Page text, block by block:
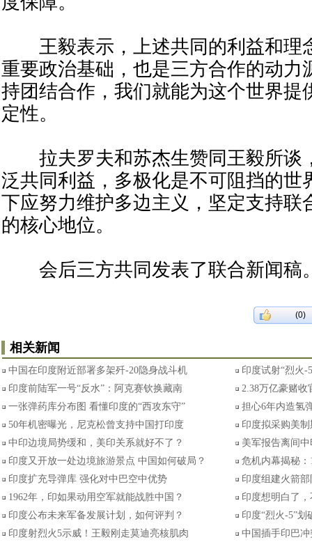
王毅表示，上述共同的利益和理
重要政治基础，也是三方合作的动力
持团结合作，我们就能为这个世界提
定性。
拉夫罗夫和苏杰生赞同王毅所谈
泛共同利益，多极化是不可阻挡的世
下应努力维护多边主义，坚定支持联
的核心地位。
会后三方共同发表了联合新闻稿
(0)
相关新闻
中国在印度附近部署多架歼-20隐身战斗机
印度试射“烈火-
印度前陆军一号“反水”：阿克赛钦换藏南
2.38万亿豪赌收
一张弹药库分布图 看懂印度的“西攻东守”
担心6年内造氢
50年机密曝光，尼克松曾支持中国打印度
印度拟采购美
中印边境局势缓和，美印关系就好不了？
美军报告离间
印度又开放一处边境旅游景点 中国如何破局？
危机内幕揭秘
印度扩充导弹库 强化对中巴空中优势
印度组建火箭
1962年，印如果动用空军就能战胜中国？
印度想明白了
印度公布未来军备发展计划，如何评判？
印度“烈火-5”
印度射烈火5示威！王毅刚走莫迪亮核肌肉
中国插手印巴